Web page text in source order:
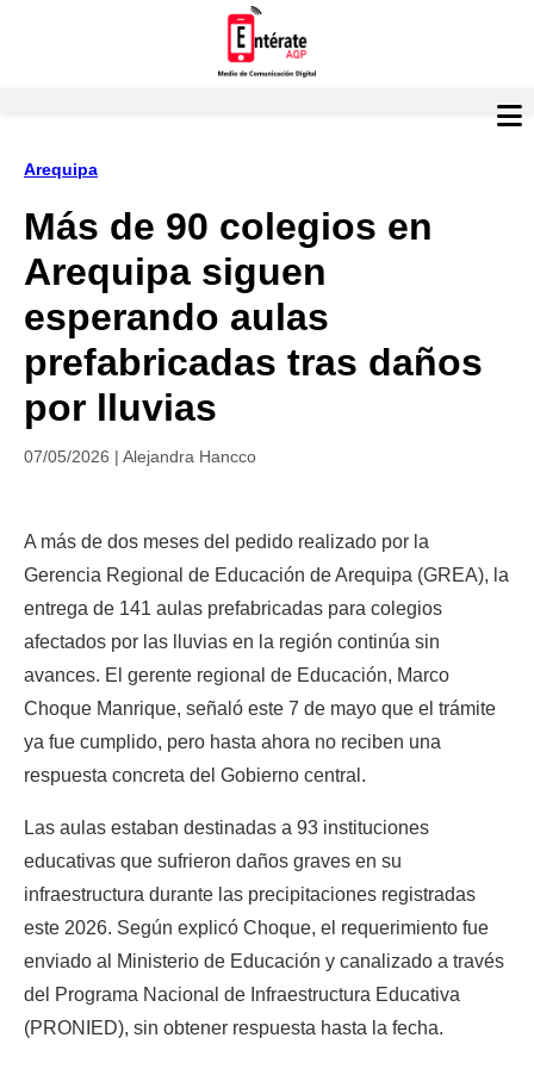
Arequipa
Más de 90 colegios en
Arequipa siguen
esperando aulas
prefabricadas tras daños
por lluvias
07/05/2026 | Alejandra Hancco
A más de dos meses del pedido realizado por la
Gerencia Regional de Educación de Arequipa (GREA), la
entrega de 141 aulas prefabricadas para colegios
afectados por las lluvias en la región continúa sin
avances. El gerente regional de Educación, Marco
Choque Manrique, señaló este 7 de mayo que el trámite
ya fue cumplido, pero hasta ahora no reciben una
respuesta concreta del Gobierno central.
Las aulas estaban destinadas a 93 instituciones
educativas que sufrieron daños graves en su
infraestructura durante las precipitaciones registradas
este 2026. Según explicó Choque, el requerimiento fue
enviado al Ministerio de Educación y canalizado a través
del Programa Nacional de Infraestructura Educativa
(PRONIED), sin obtener respuesta hasta la fecha.